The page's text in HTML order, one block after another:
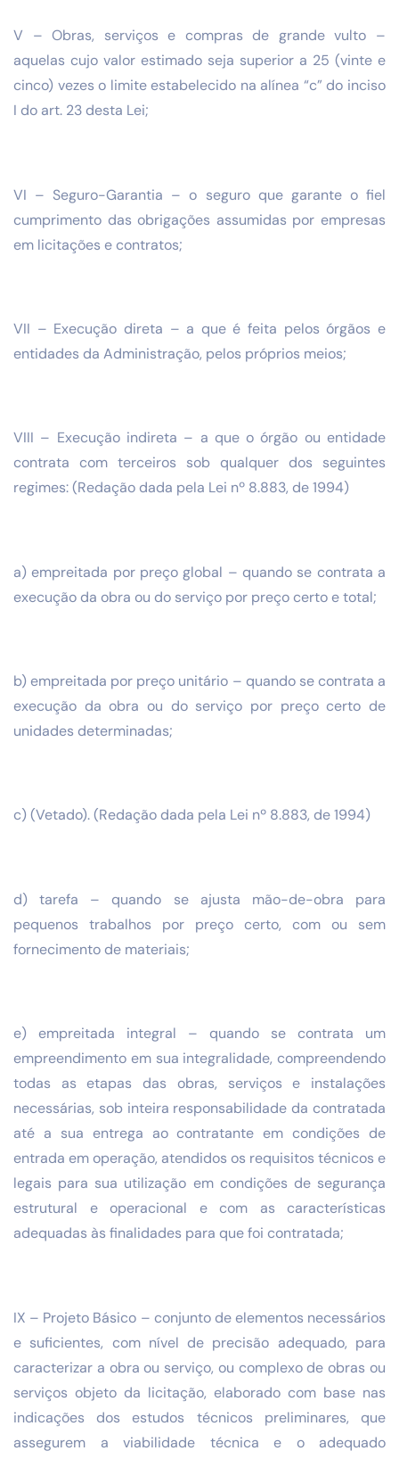
V – Obras, serviços e compras de grande vulto –
aquelas cujo valor estimado seja superior a 25 (vinte e
cinco) vezes o limite estabelecido na alínea “c” do inciso
I do art. 23 desta Lei;
VI – Seguro-Garantia – o seguro que garante o fiel
cumprimento das obrigações assumidas por empresas
em licitações e contratos;
VII – Execução direta – a que é feita pelos órgãos e
entidades da Administração, pelos próprios meios;
VIII – Execução indireta – a que o órgão ou entidade
contrata com terceiros sob qualquer dos seguintes
regimes: (Redação dada pela Lei nº 8.883, de 1994)
a) empreitada por preço global – quando se contrata a
execução da obra ou do serviço por preço certo e total;
b) empreitada por preço unitário – quando se contrata a
execução da obra ou do serviço por preço certo de
unidades determinadas;
c) (Vetado). (Redação dada pela Lei nº 8.883, de 1994)
d) tarefa – quando se ajusta mão-de-obra para
pequenos trabalhos por preço certo, com ou sem
fornecimento de materiais;
e) empreitada integral – quando se contrata um
empreendimento em sua integralidade, compreendendo
todas as etapas das obras, serviços e instalações
necessárias, sob inteira responsabilidade da contratada
até a sua entrega ao contratante em condições de
entrada em operação, atendidos os requisitos técnicos e
legais para sua utilização em condições de segurança
estrutural e operacional e com as características
adequadas às finalidades para que foi contratada;
IX – Projeto Básico – conjunto de elementos necessários
e suficientes, com nível de precisão adequado, para
caracterizar a obra ou serviço, ou complexo de obras ou
serviços objeto da licitação, elaborado com base nas
indicações dos estudos técnicos preliminares, que
assegurem a viabilidade técnica e o adequado